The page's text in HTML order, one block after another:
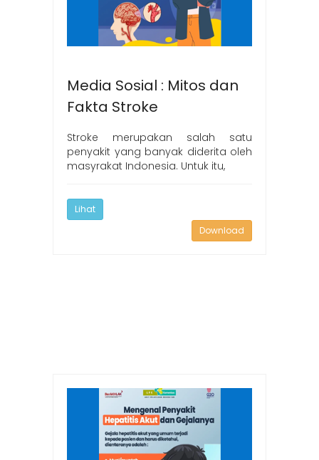
Media Sosial : Mitos dan
Fakta Stroke
Stroke merupakan salah satu
penyakit yang banyak diderita oleh
masyrakat Indonesia. Untuk itu,
Lihat
Download